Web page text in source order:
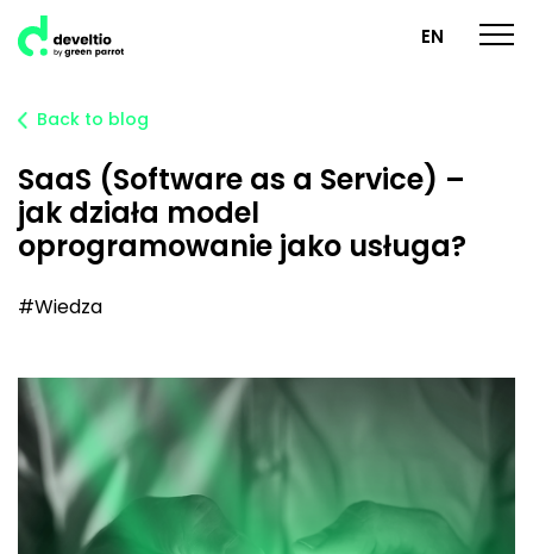
EN
Back to blog
SaaS (Software as a Service) –
jak działa model
oprogramowanie jako usługa?
#Wiedza